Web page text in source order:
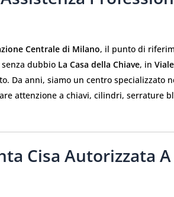
Centrale di Milano, il punto di
senza dubbio La Casa della Chiave, in
Da anni, siamo un centro specializzato
attenzione a chiavi, cilindri, serrature
Cisa Autorizzata A